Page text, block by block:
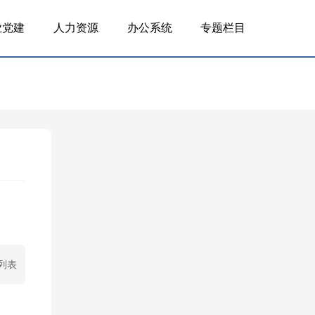
建 人力资源 办公系统 专题栏目
表